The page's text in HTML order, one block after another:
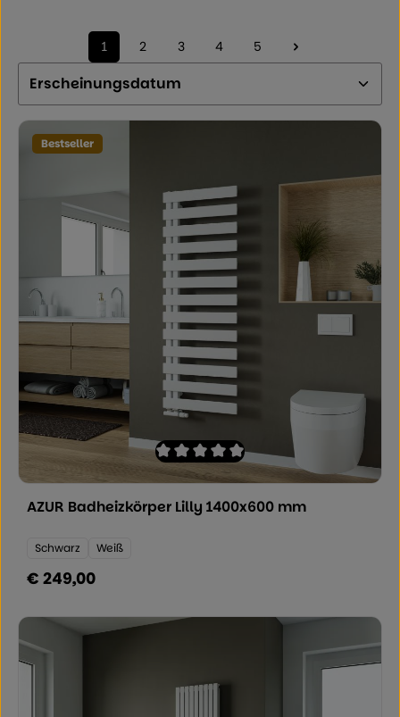
Seite
1 Seite
2 Seite
3 Seite
4 Seite
5
Bestseller
Durchschnittliche Bewertung von 0
AZUR Badheizkörper Lilly 1400x600 mm
Farbe:
Schwarz Weiß
Regulärer Preis:
€ 249,00